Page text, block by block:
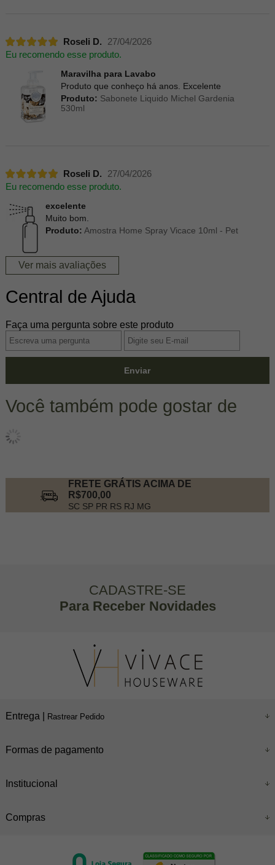
Roseli D.
27/04/2026
Eu recomendo esse produto.
Maravilha para Lavabo
Produto que conheço há anos. Excelente
Produto: Sabonete Liquido Michel Gardenia
530ml
Roseli D.
27/04/2026
Eu recomendo esse produto.
excelente
Muito bom.
Produto: Amostra Home Spray Vicace 10ml - Pet
Ver mais avaliações
Central de Ajuda
Faça uma pergunta sobre este produto
Enviar
Você também pode gostar de
FRETE GRÁTIS ACIMA DE
R$700,00
SC SP PR RS RJ MG
CADASTRE-SE
Para Receber Novidades
Entrega | Rastrear Pedido
Formas de pagamento
Institucional
Compras